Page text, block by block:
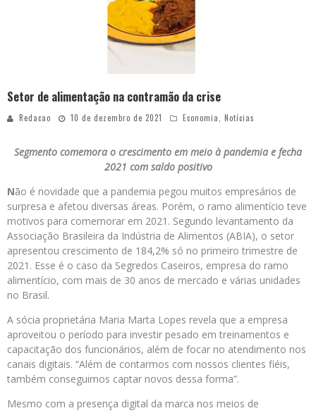
Setor de alimentação na contramão da crise
Redacao 10 de dezembro de 2021 Economia, Notícias
Segmento comemora o crescimento em meio à pandemia e fecha
2021 com saldo positivo
Não é novidade que a pandemia pegou muitos empresários de
surpresa e afetou diversas áreas. Porém, o ramo alimentício teve
motivos para comemorar em 2021. Segundo levantamento da
Associação Brasileira da Indústria de Alimentos (ABIA), o setor
apresentou crescimento de 184,2% só no primeiro trimestre de
2021. Esse é o caso da Segredos Caseiros, empresa do ramo
alimentício, com mais de 30 anos de mercado e várias unidades
no Brasil.
A sócia proprietária Maria Marta Lopes revela que a empresa
aproveitou o período para investir pesado em treinamentos e
capacitação dos funcionários, além de focar no atendimento nos
canais digitais. “Além de contarmos com nossos clientes fiéis,
também conseguimos captar novos dessa forma”.
Mesmo com a presença digital da marca nos meios de